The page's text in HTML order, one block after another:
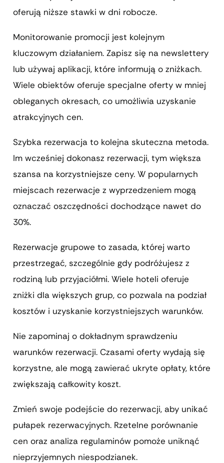
oferują niższe stawki w dni robocze.
Monitorowanie promocji jest kolejnym
kluczowym działaniem. Zapisz się na newslettery
lub używaj aplikacji, które informują o zniżkach.
Wiele obiektów oferuje specjalne oferty w mniej
obleganych okresach, co umożliwia uzyskanie
atrakcyjnych cen.
Szybka rezerwacja to kolejna skuteczna metoda.
Im wcześniej dokonasz rezerwacji, tym większa
szansa na korzystniejsze ceny. W popularnych
miejscach rezerwacje z wyprzedzeniem mogą
oznaczać oszczędności dochodzące nawet do
30%.
Rezerwacje grupowe to zasada, której warto
przestrzegać, szczególnie gdy podróżujesz z
rodziną lub przyjaciółmi. Wiele hoteli oferuje
zniżki dla większych grup, co pozwala na podział
kosztów i uzyskanie korzystniejszych warunków.
Nie zapominaj o dokładnym sprawdzeniu
warunków rezerwacji. Czasami oferty wydają się
korzystne, ale mogą zawierać ukryte opłaty, które
zwiększają całkowity koszt.
Zmień swoje podejście do rezerwacji, aby unikać
pułapek rezerwacyjnych. Rzetelne porównanie
cen oraz analiza regulaminów pomoże uniknąć
nieprzyjemnych niespodzianek.